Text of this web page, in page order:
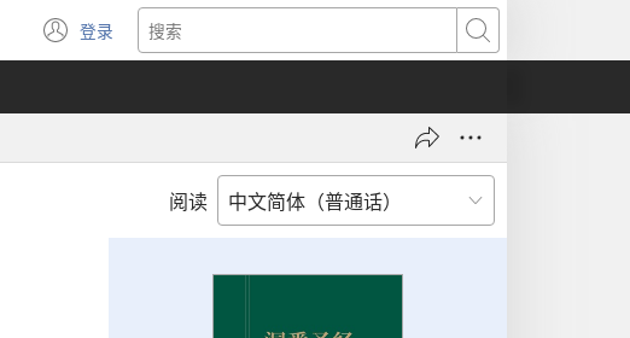
登录
（打
开
窗
搜
索
阅读